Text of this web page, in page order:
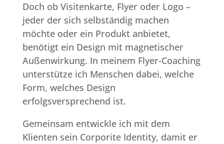
Doch ob Visitenkarte, Flyer oder Logo –
jeder der sich selbständig machen
möchte oder ein Produkt anbietet,
benötigt ein Design mit magnetischer
Außenwirkung. In meinem Flyer-Coaching
unterstütze ich Menschen dabei, welche
Form, welches Design
erfolgsversprechend ist.
Gemeinsam entwickle ich mit dem
Klienten sein Corporite Identity, damit er